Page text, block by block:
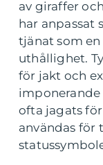
av giraffer
har anpassat
tjänat som
uthållighet.
för jakt och
imponerande
ofta jagats
användas för